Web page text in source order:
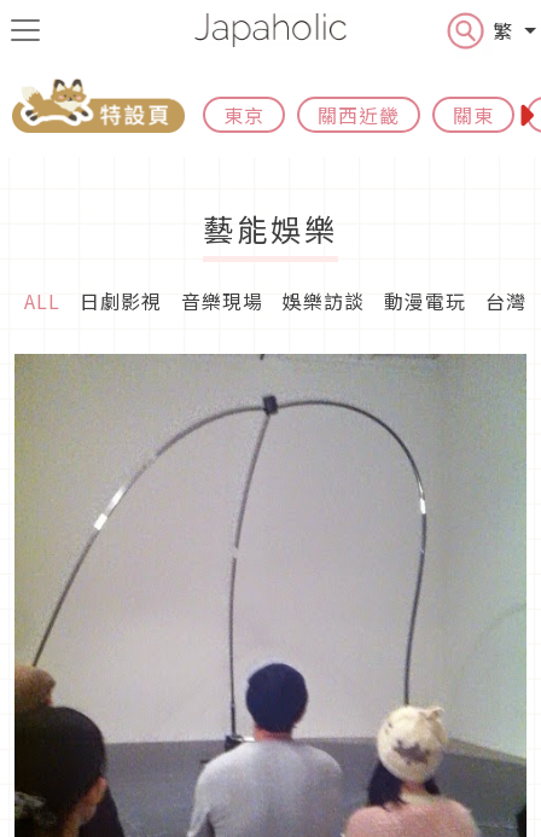
繁
東京 關西近畿 關東
藝能娛樂
ALL 日劇影視 音樂現場 娛樂訪談 動漫電玩 台灣